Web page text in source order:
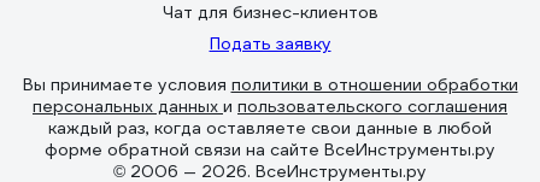
Чат для бизнес-клиентов
Подать заявку
Вы принимаете условия политики в отношении обработки
персональных данных и пользовательского соглашения
каждый раз, когда оставляете свои данные в любой
форме обратной связи на сайте ВсеИнструменты.ру
© 2006 — 2026. ВсеИнструменты.ру